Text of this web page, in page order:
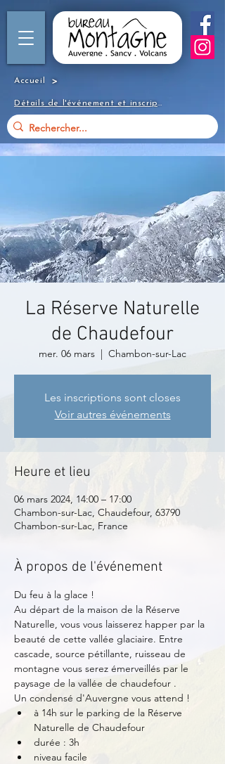
Accueil >
Détails de l'événement et inscription
La Réserve Naturelle
de Chaudefour
mer. 06 mars
  |
Chambon-sur-Lac
Les inscriptions sont closes
Voir autres événements
Heure et lieu
06 mars 2024, 14:00 – 17:00
Chambon-sur-Lac, Chaudefour, 63790
Chambon-sur-Lac, France
À propos de l'événement
Du feu à la glace !
Au départ de la maison de la Réserve
Naturelle, vous vous laisserez happer par la
beauté de cette vallée glaciaire. Entre
cascade, source pétillante, ruisseau de
montagne vous serez émerveillés par le
paysage de la vallée de chaudefour .
Un condensé d'Auvergne vous attend !
à 14h sur le parking de la Réserve
Naturelle de Chaudefour
durée : 3h
niveau facile